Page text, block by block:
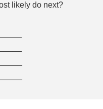
likely do next?